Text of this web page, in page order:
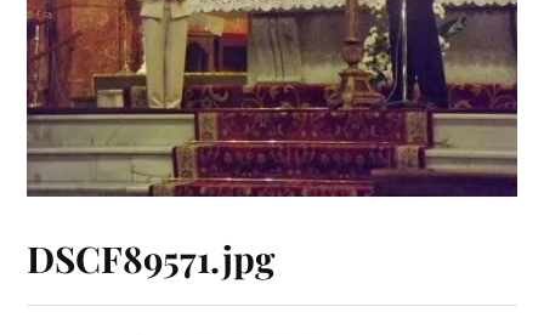
DSCF89571.jpg